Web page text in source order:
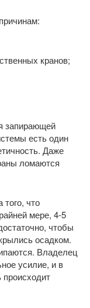
кранов;
запирающей
есть один
Даже
ломаются
того, что
мере, 4-5
чтобы
осадком.
Владелец
усилие, и в
происходит